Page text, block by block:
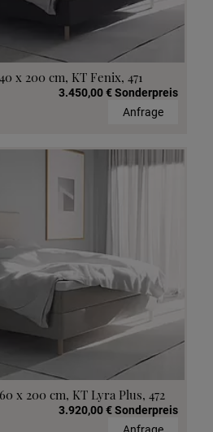
x 200 cm, KT Fenix, 471
3.450,00 € Sonderpreis
Anfrage
x 200 cm, KT Lyra Plus, 472
3.920,00 € Sonderpreis
Anfrage